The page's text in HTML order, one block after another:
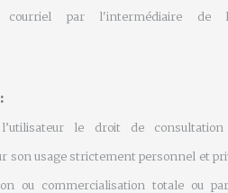
courriel par l'intermédiaire de
l’utilisateur le droit de
son usage strictement personnel et
ou commercialisation totale ou